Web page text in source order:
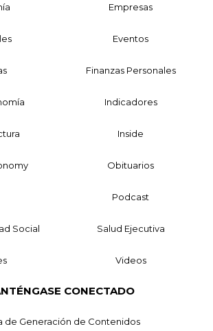
Empresas
Eventos
Finanzas Personales
Indicadores
Inside
Obituarios
Podcast
Social Salud Ejecutiva
Videos
CONECTADO
de Generación de Contenidos